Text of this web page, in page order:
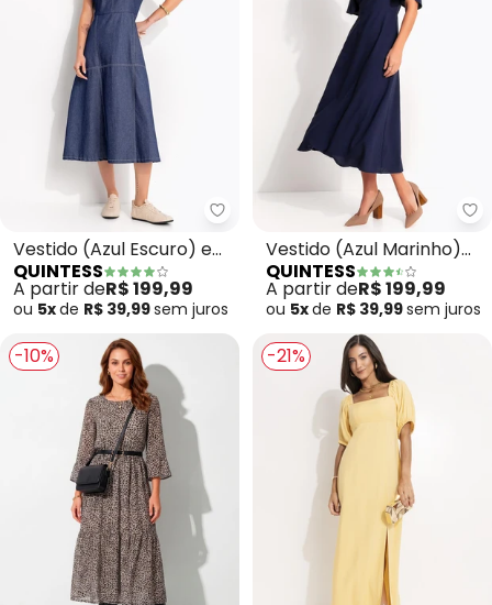
Quintess - Vestido (Azul
Vestido (Azul Escuro) em
Jeans
QUINTESS
A partir deR$ 199,99
ou 5xde R$ 39,99sem juros
Vestido (Azul Marinho)
em Crepe Plano
QUINTESS
A partir deR$ 199,99
ou 5xde R$ 39,99sem juros
-10% -21%